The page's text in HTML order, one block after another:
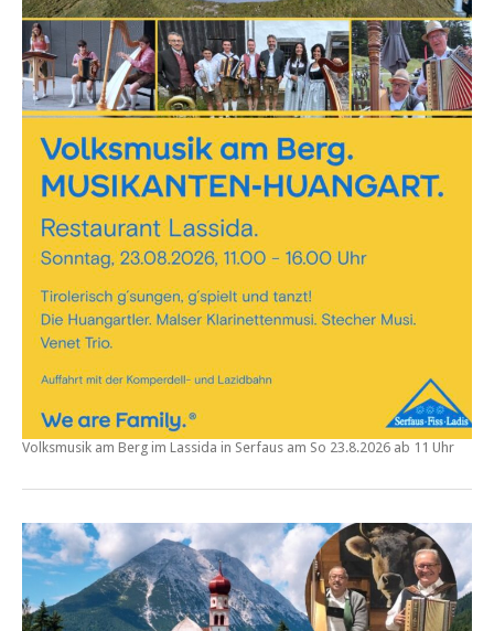
Volksmusik am Berg im Lassida in Serfaus am So 23.8.2026 ab 11 Uhr